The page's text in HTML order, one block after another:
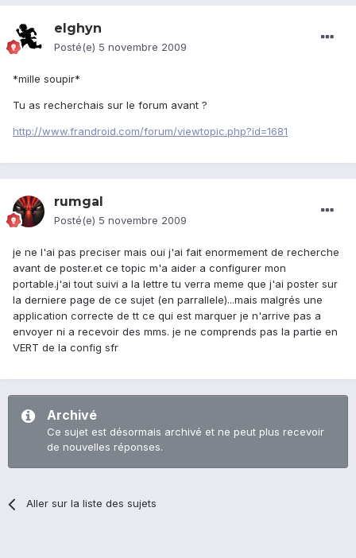
elghyn
Posté(e) 5 novembre 2009
*mille soupir*
Tu as recherchais sur le forum avant ?
http://www.frandroid.com/forum/viewtopic.php?id=1681
rumgal
Posté(e) 5 novembre 2009
je ne l'ai pas preciser mais oui j'ai fait enormement de recherche
avant de poster.et ce topic m'a aider a configurer mon
portable.j'ai tout suivi a la lettre tu verra meme que j'ai poster sur
la derniere page de ce sujet (en parrallele)...mais malgrés une
application correcte de tt ce qui est marquer je n'arrive pas a
envoyer ni a recevoir des mms. je ne comprends pas la partie en
VERT de la config sfr
Archivé
Ce sujet est désormais archivé et ne peut plus recevoir
de nouvelles réponses.
Aller sur la liste des sujets